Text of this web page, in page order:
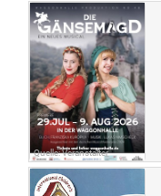
Quelle: Veranstalter